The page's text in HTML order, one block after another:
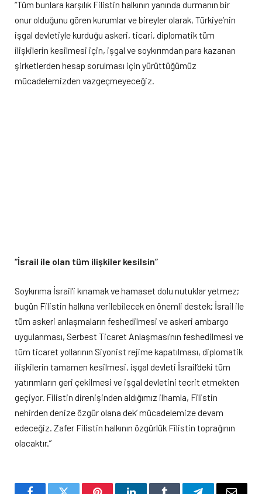
“Tüm bunlara karşılık Filistin halkının yanında durmanın bir
onur olduğunu gören kurumlar ve bireyler olarak, Türkiye’nin
işgal devletiyle kurduğu askeri, ticari, diplomatik tüm
ilişkilerin kesilmesi için, işgal ve soykırımdan para kazanan
şirketlerden hesap sorulması için yürüttüğümüz
mücadelemizden vazgeçmeyeceğiz.
“İsrail ile olan tüm ilişkiler kesilsin”
Soykırıma İsrail’i kınamak ve hamaset dolu nutuklar yetmez;
bugün Filistin halkına verilebilecek en önemli destek; İsrail ile
tüm askeri anlaşmaların feshedilmesi ve askeri ambargo
uygulanması, Serbest Ticaret Anlaşması’nın feshedilmesi ve
tüm ticaret yollarının Siyonist rejime kapatılması, diplomatik
ilişkilerin tamamen kesilmesi, işgal devleti İsrail’deki tüm
yatırımların geri çekilmesi ve işgal devletini tecrit etmekten
geçiyor. Filistin direnişinden aldığımız ilhamla, Filistin
nehirden denize özgür olana dek’ mücadelemize devam
edeceğiz. Zafer Filistin halkının özgürlük Filistin toprağının
olacaktır.”